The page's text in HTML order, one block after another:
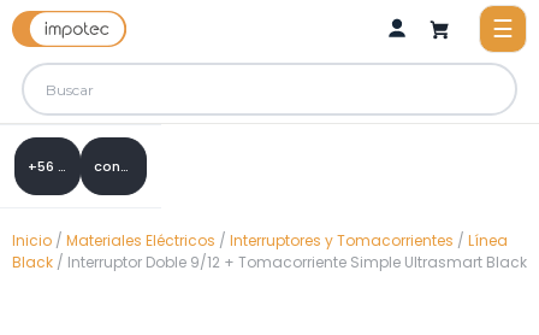
+56 9 8288 0307 contacto@impotec.cl
Inicio / Materiales Eléctricos / Interruptores y Tomacorrientes / Línea
Black / Interruptor Doble 9/12 + Tomacorriente Simple Ultrasmart Black